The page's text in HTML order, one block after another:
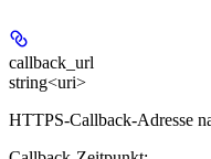
callback_url
string<uri>
HTTPS-Callback-Adresse